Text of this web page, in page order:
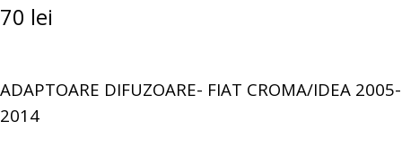
70 lei
ADAPTOARE DIFUZOARE- FIAT CROMA/IDEA 2005-
2014